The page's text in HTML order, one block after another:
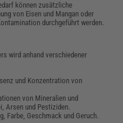
können zusätzliche
von Eisen und Mangan oder
durchgeführt werden.
wird anhand verschiedener
und Konzentration von
von Mineralien und
Arsen und Pestiziden.
Farbe, Geschmack und Geruch.